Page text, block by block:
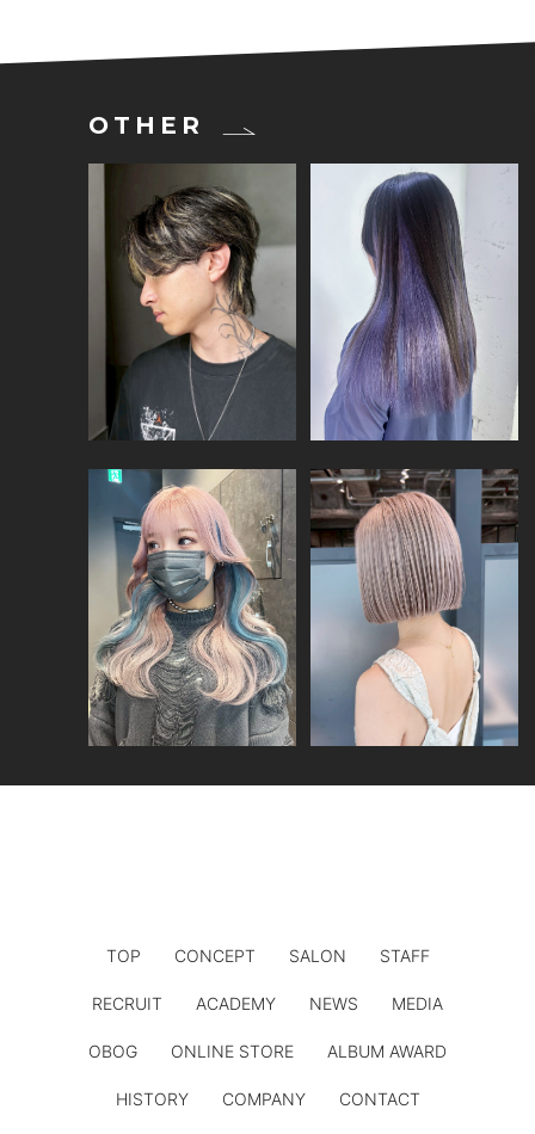
OTHER
TOP CONCEPT SALON STAFF
RECRUIT ACADEMY NEWS MEDIA
OBOG ONLINE STORE ALBUM AWARD
HISTORY COMPANY CONTACT